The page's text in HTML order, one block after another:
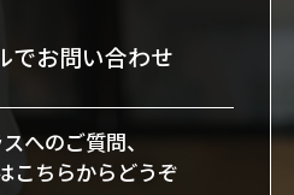
でお問い合わせ
へのご質問、
こちらからどうぞ